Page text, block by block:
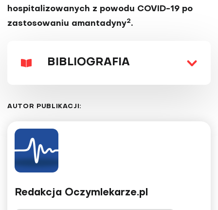
hospitalizowanych z powodu COVID-19 po
zastosowaniu amantadyny2.
BIBLIOGRAFIA
AUTOR PUBLIKACJI:
Redakcja Oczymlekarze.pl